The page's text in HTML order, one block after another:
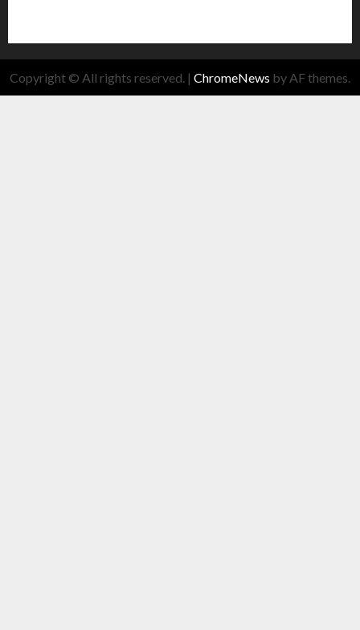
Copyright © All rights reserved. | ChromeNews by AF themes.